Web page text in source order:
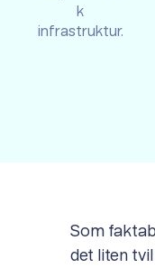
k
infrastruktur.
Som
det liten